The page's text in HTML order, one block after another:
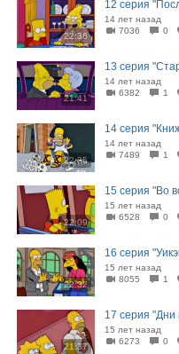
22:36
12 серия
14 лет назад
7036
0
21:41
13 серия
14 лет назад
6382
1
22:35
14 серия
14 лет назад
7489
1
22:09
15 серия "Во
15 лет назад
6528
0
22:32
16 серия
15 лет назад
8055
1
21:37
17 серия
15 лет назад
6273
0